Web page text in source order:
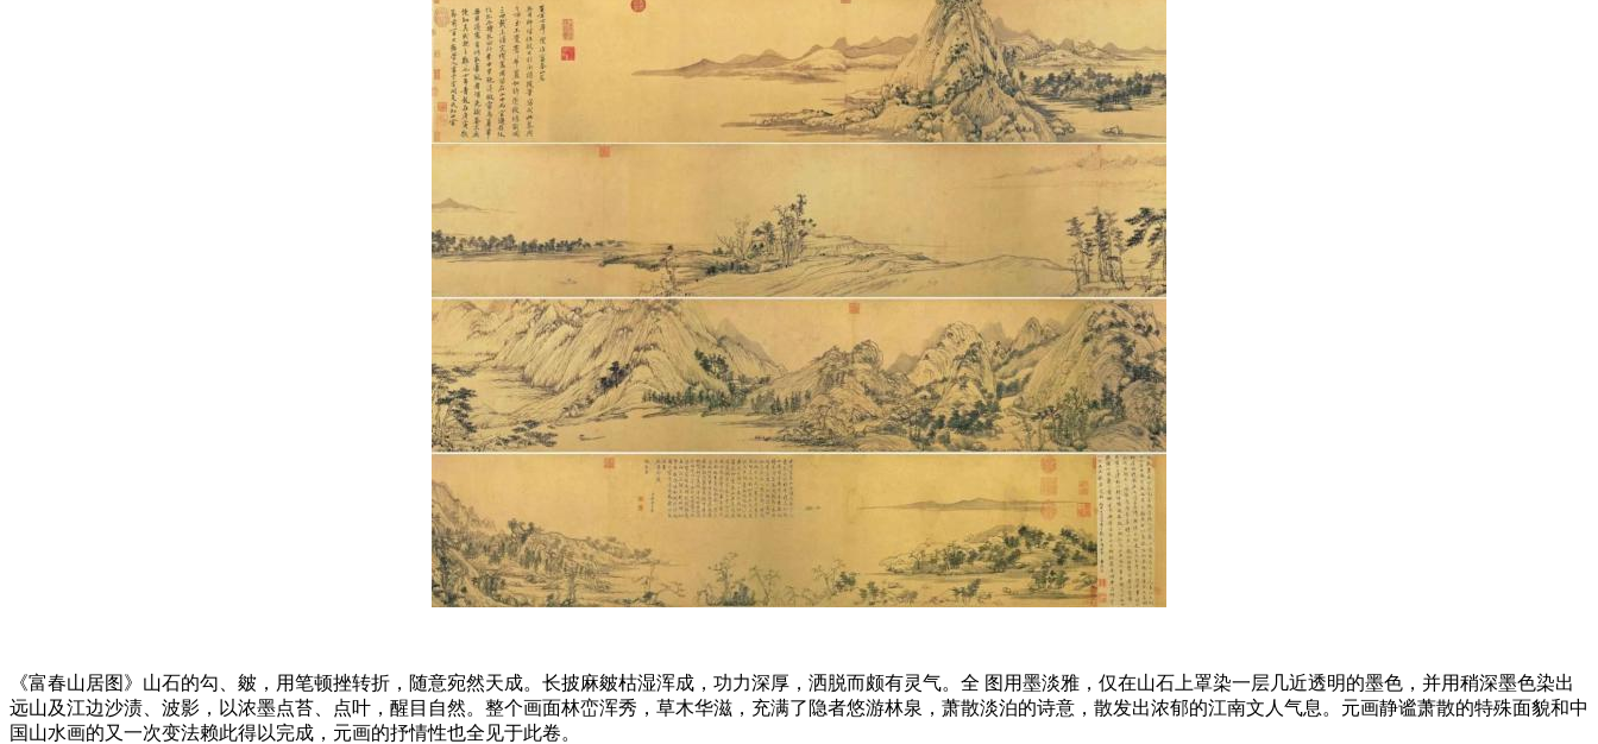
《富春山居图》山石的勾、皴，用笔顿挫转折，随意宛然天成。长披麻皴枯湿浑成，功力深厚，洒脱而颇有灵气。全 图用墨淡雅，仅在山石上罩染一层几近透明的墨色，并用稍深墨色染出
远山及江边沙渍、波影，以浓墨点苔、点叶，醒目自然。整个画面林峦浑秀，草木华滋，充满了隐者悠游林泉，萧散淡泊的诗意，散发出浓郁的江南文人气息。元画静谧萧散的特殊面貌和中
国山水画的又一次变法赖此得以完成，元画的抒情性也全见于此卷。